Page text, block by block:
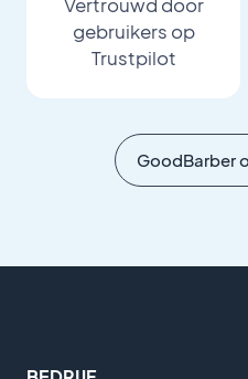
gebruikers op
Trustpilot
GoodBarber